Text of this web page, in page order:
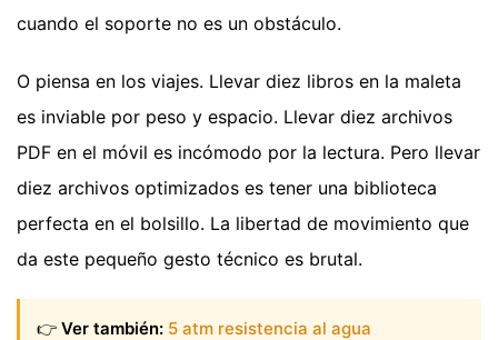
cuando el soporte no es un obstáculo.
O piensa en los viajes. Llevar diez libros en la maleta
es inviable por peso y espacio. Llevar diez archivos
PDF en el móvil es incómodo por la lectura. Pero llevar
diez archivos optimizados es tener una biblioteca
perfecta en el bolsillo. La libertad de movimiento que
da este pequeño gesto técnico es brutal.
👉 Ver también: 5 atm resistencia al agua